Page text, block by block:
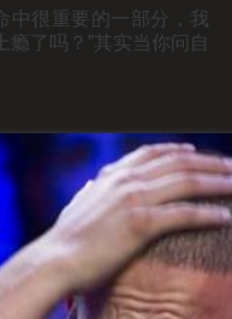
中很重要的一部分，我
瘾了吗？”其实当你问自